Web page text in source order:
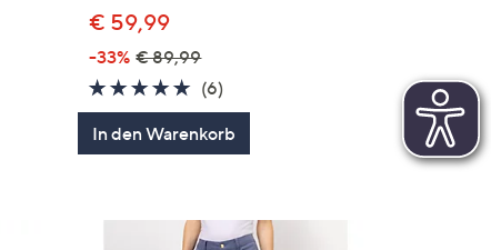
€ 59,99
-33% € 89,99
5.0
von
5
(6)
Bewertungen
In den Warenkorb